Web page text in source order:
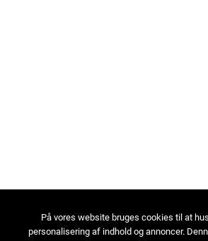
På vores website bruges cookies til at
personalisering af indhold og annoncer.